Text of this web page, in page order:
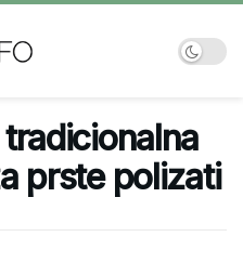
prste polizati